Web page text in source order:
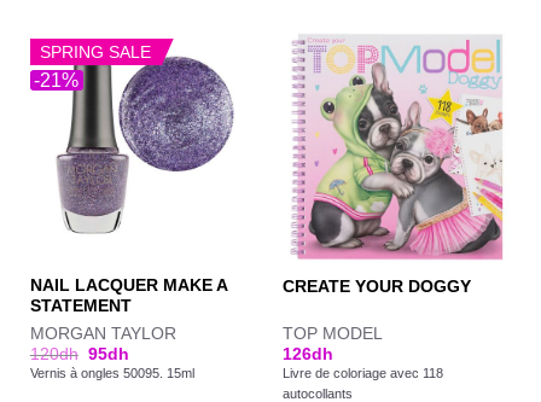
-21%
SPRING SALE
NAIL LACQUER MAKE A
STATEMENT
MORGAN TAYLOR
120dh 95dh
Vernis à ongles 50095. 15ml
CREATE YOUR DOGGY
TOP MODEL
126dh
Livre de coloriage avec 118
autocollants